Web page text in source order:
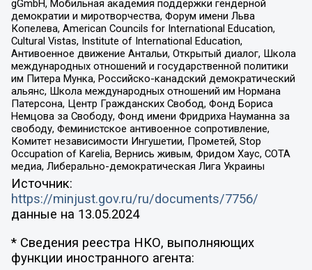
gGmbH, Мобильная академия поддержки гендерной
демократии и миротворчества, Форум имени Льва
Копелева, American Councils for International Education,
Cultural Vistas, Institute of International Education,
Антивоенное движение Антальи, Открытый диалог, Школа
международных отношений и государственной политики
им Питера Мунка, Российско-канадский демократический
альянс, Школа международных отношений им Нормана
Патерсона, Центр Гражданских Свобод, Фонд Бориса
Немцова за Свободу, Фонд имени Фридриха Науманна за
свободу, Феминистское антивоенное сопротивление,
Комитет независимости Ингушетии, Прометей, Stop
Occupation of Karelia, Вернись живым, Фридом Хаус, СОТА
медиа, Либерально-демократическая Лига Украины
Источник:
https://minjust.gov.ru/ru/documents/7756/
данные на 13.05.2024
* Сведения реестра НКО, выполняющих
функции иностранного агента: